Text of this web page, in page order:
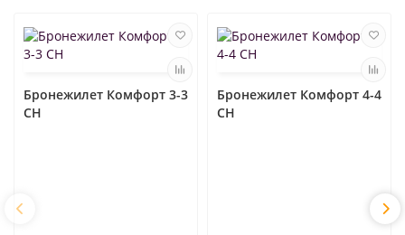
Бронежилет Комфорт 3-3
СН
Бронежилет Комфорт 4-4
СН